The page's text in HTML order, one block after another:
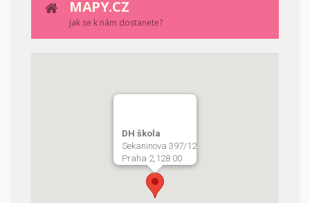
MAPY.CZ
Jak se k nám dostanete?
DH škola
Sekaninova 397/12
Praha 2,128 00